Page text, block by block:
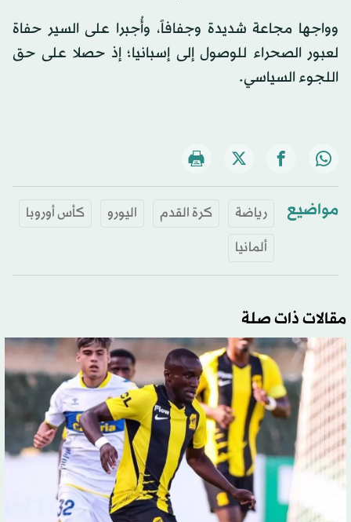
وواجها مجاعة شديدة وجفافاً، وأُجبرا على السير حفاة
لعبور الصحراء للوصول إلى إسبانيا؛ إذ حصلا على حق
اللجوء السياسي.
مواضيع رياضة كرة القدم اليورو
كأس أوروبا
ألمانيا
مقالات ذات صلة